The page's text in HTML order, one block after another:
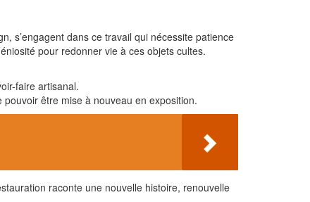
s’engagent dans ce travail qui nécessite patience
pour redonner vie à ces objets cultes.
faire artisanal.
être mise à nouveau en exposition.
raconte une nouvelle histoire, renouvelle